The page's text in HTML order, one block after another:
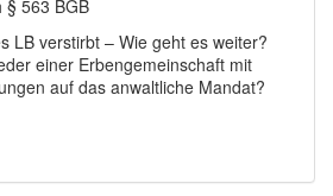
§ 563 BGB
LB verstirbt – Wie geht es weiter?
einer Erbengemeinschaft mit
auf das anwaltliche Mandat?